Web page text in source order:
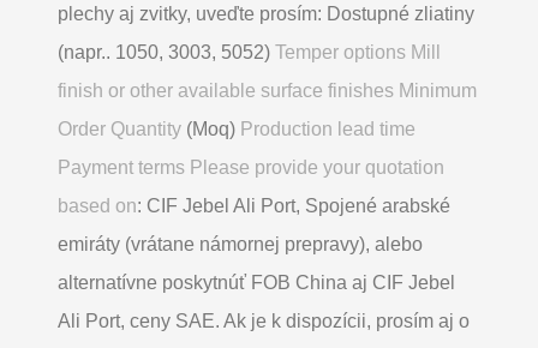
plechy aj zvitky, uveďte prosím: Dostupné zliatiny
(napr.. 1050, 3003, 5052) Temper options Mill
finish or other available surface finishes Minimum
Order Quantity (Moq) Production lead time
Payment terms Please provide your quotation
based on: CIF Jebel Ali Port, Spojené arabské
emiráty (vrátane námornej prepravy), alebo
alternatívne poskytnúť FOB China aj CIF Jebel
Ali Port, ceny SAE. Ak je k dispozícii, prosím aj o